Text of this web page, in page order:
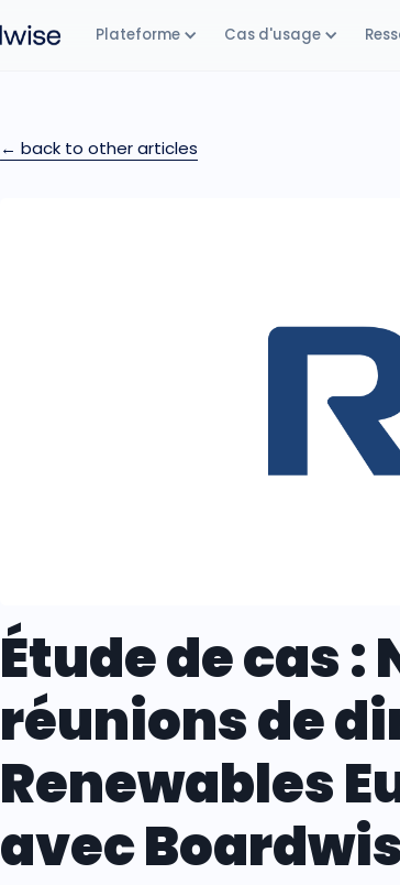
Plateforme Cas d'usage
← back to other articles
Étude de cas
réunions de
Renewables
avec